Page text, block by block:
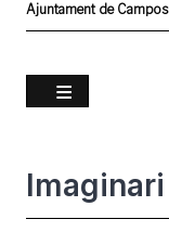
d'Ariadna
Ajuntament de Campos
Imaginari